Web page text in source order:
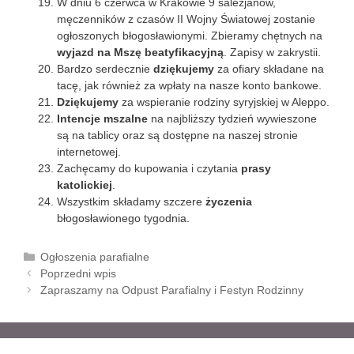
męczenników z czasów II Wojny Światowej zostanie
ogłoszonych błogosławionymi. Zbieramy chętnych na
wyjazd na Mszę beatyfikacyjną . Zapisy w zakrystii.
Bardzo serdecznie dziękujemy za ofiary składane na
tacę, jak również za wpłaty na nasze konto bankowe.
Dziękujemy za wspieranie rodziny syryjskiej w Aleppo.
Intencje mszalne na najbliższy tydzień wywieszone
są na tablicy oraz są dostępne na naszej stronie
internetowej.
Zachęcamy do kupowania i czytania prasy
katolickiej
Wszystkim składamy szczere życzenia
błogosławionego tygodnia.
K
a
t
g
o
Ogłoszenia parafialne
Z
o
a
c
Poprzedni wpis
Zapraszamy na Odpust Parafialny i Festyn Rodzinny